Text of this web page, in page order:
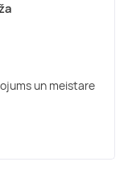
un meistare